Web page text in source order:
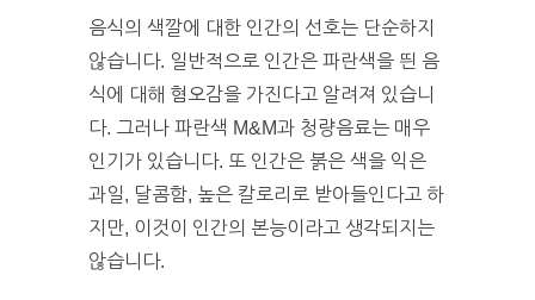
음식의 색깔에 대한 인간의 선호는 단순하지
않습니다. 일반적으로 인간은 파란색을 띈 음
식에 대해 혐오감을 가진다고 알려져 있습니
다. 그러나 파란색 M&M과 청량음료는 매우
인기가 있습니다. 또 인간은 붉은 색을 익은
과일, 달콤함, 높은 칼로리로 받아들인다고 하
지만, 이것이 인간의 본능이라고 생각되지는
않습니다.